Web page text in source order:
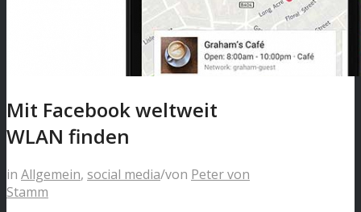
Mit Facebook weltweit
WLAN finden
in Allgemein, social media/von Peter von
Stamm